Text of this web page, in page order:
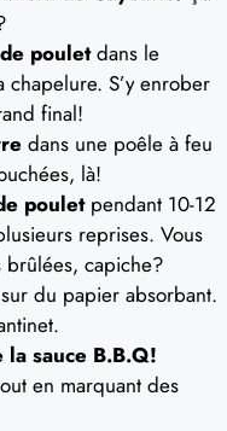
pouletdans le
S’y enrober
final!
dans une poêle à feu
là!
pouletpendant 10-12
reprises. Vous
brûlées, capiche?
sur du papier absorbant.
sauce B.B.Q!
en marquant des